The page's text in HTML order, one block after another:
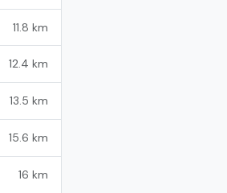
11.8 km
12.4 km
13.5 km
15.6 km
16 km